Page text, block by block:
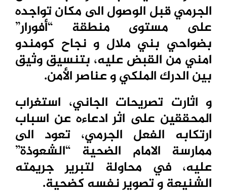
الجرمي قبل الوصول الى مكان تواجده
على مستوى منطقة “أفورار”
بضواحي بني ملال و نجاح كومندو
امني من القبض عليه، بتنسيق وثيق
بين الدرك الملكي و عناصر الأمن.
و اثارت تصريحات الجاني، استغراب
المحققين على اثر ادعاءه عن اسباب
ارتكابه الفعل الجرمي، تعود الى
ممارسة الامام الضحية “الشعوذة”
عليه، في محاولة لتبرير جريمته
الشنيعة و تصوير نفسه كضحية.